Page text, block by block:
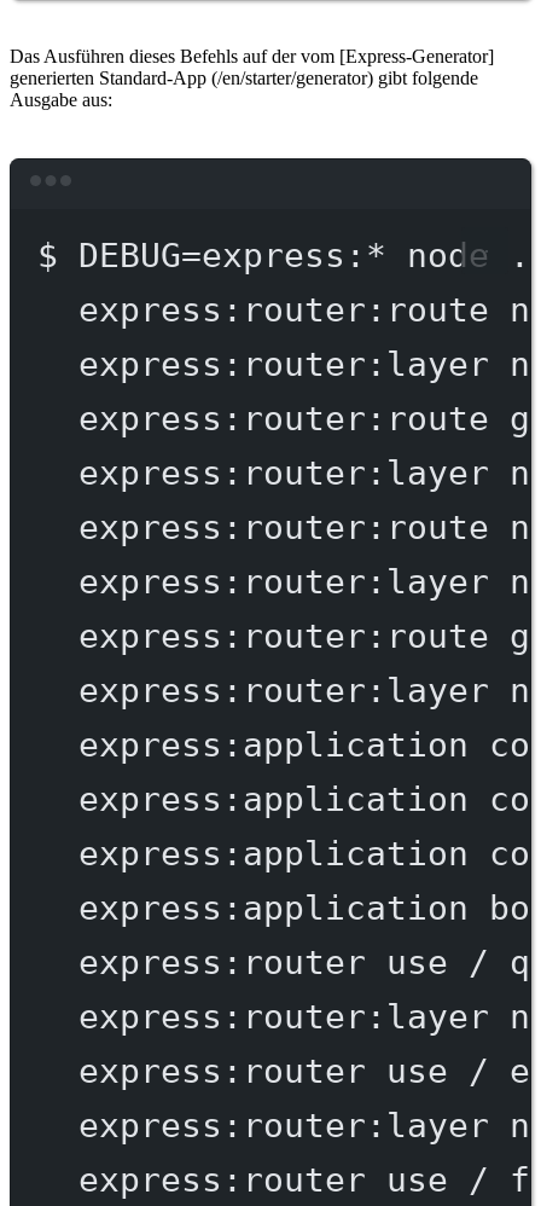
Das Ausführen dieses Befehls auf der vom [Express-Generator]
generierten Standard-App (/en/starter/generator) gibt folgende
Ausgabe aus:
$ DEBUG=express: * node
express:router:route
express:router:layer
express:router:route
express:router:layer
express:router:route
express:router:layer
express:router:route
express:router:layer
express:application
express:application
express:application
express:application
express:router
use /
express:router:layer
express:router
use /
express:router:layer
express:router
use /